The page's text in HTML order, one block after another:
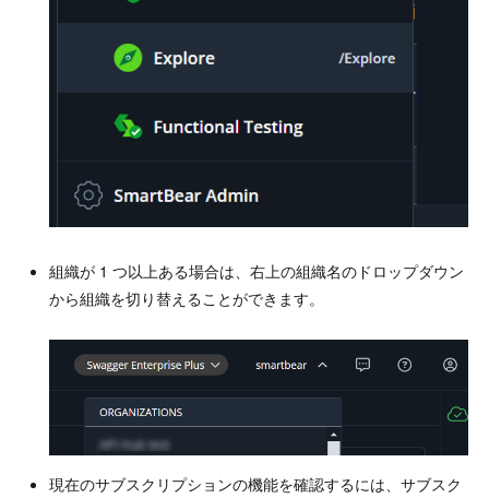
組織が 1 つ以上ある場合は、右上の組織名のドロップダウン
から組織を切り替えることができます。
現在のサブスクリプションの機能を確認するには、サブスク